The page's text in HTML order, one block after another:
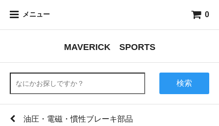
メニュー 0
MAVERICK SPORTS
検索
油圧・電磁・慣性ブレーキ部品